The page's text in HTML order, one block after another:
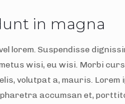
in magna
lorem. Suspendisse
wisi, eu wisi. Morbi
volutpat a, mauris.
accumsan et,